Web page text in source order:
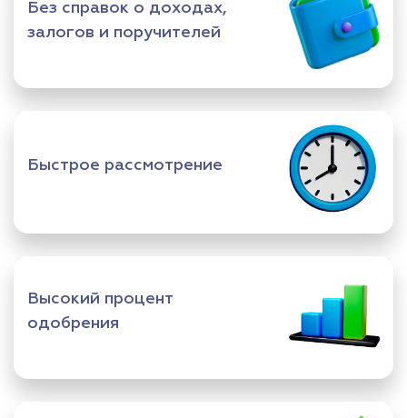
Без справок о доходах,
залогов и поручителей
Быстрое рассмотрение
Высокий процент
одобрения